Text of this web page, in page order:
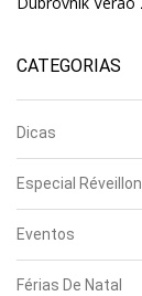
CATEGORIAS
Dicas
Especial Réveillon
Eventos
Férias De Natal